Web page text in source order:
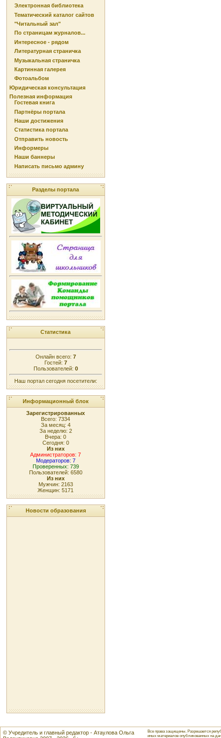
Электронная библиотека
Тематический каталог сайтов
"Читальный зал"
По страницам журналов...
Интересное - рядом
Литературная страничка
Музыкальная страничка
Картинная галерея
Фотоальбом
Юридическая консультация
Полезная информация
Гостевая книга
Партнёры портала
Наши достижения
Статистика портала
Отправить новость
Информеры
Наши баннеры
Написать письмо админу
Разделы портала
Статистика
Онлайн всего: 7
Гостей: 7
Пользователей: 0
Наш портал сегодня посетители:
Информационный блок
Зарегистрированных
Всего: 7334
За месяц: 4
За неделю: 2
Вчера: 0
Сегодня: 0
Из них
Администраторов: 7
Модераторов: 7
Проверенных: 739
Пользователей: 6580
Из них
Мужчин: 2163
Женщин: 5171
Новости образования
© Учредитель и главный редактор - Атаулова Ольга
Все права защищены. Разрешается
иных материалов опубликованных на